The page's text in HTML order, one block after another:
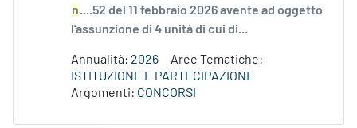
n....52 del 11 febbraio 2026 avente ad oggetto
l'assunzione di 4 unità di cui di...
Annualità: 2026
Aree Tematiche:
ISTITUZIONE E PARTECIPAZIONE
Argomenti: CONCORSI